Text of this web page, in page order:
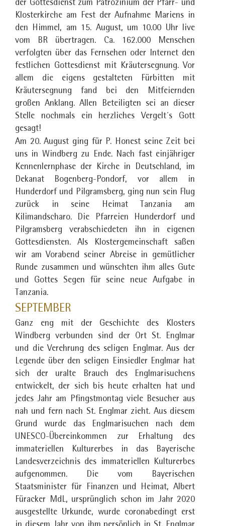
der Gottesdienst zum Patrozinium der Pfarr- und
Klosterkirche am Fest der Aufnahme Mariens in
den Himmel, am 15. August, um 10.00 Uhr live
vom BR übertragen. Ca. 162.000 Menschen
verfolgten über das Fernsehen oder Internet den
festlichen Gottesdienst mit Kräutersegnung. Vor
allem die eigens gestalteten Fürbitten mit
Kräutersegnung fand bei den Mitfeiernden
großen Anklang. Allen Beteiligten sei an dieser
Stelle nochmals ein herzliches Vergelt´s Gott
gesagt!
Am 20. August ging für P. Honest seine Zeit bei
uns in Windberg zu Ende. Nach fast einjähriger
Kennenlernphase der Kirche in Deutschland, im
Dekanat Bogenberg-Pondorf, vor allem in
Hunderdorf und Pilgramsberg, ging nun sein Flug
zurück in seine Heimat Tanzania am
Kilimandscharo. Die Pfarreien Hunderdorf und
Pilgramsberg verabschiedeten ihn in eigenen
Gottesdiensten. Als Klostergemeinschaft saßen
wir am Vorabend seiner Abreise in gemütlicher
Runde zusammen und wünschten ihm alles Gute
und Gottes Segen für seine neue Aufgabe in
Tanzania.
SEPTEMBER
Ganz eng mit der Geschichte des Klosters
Windberg verbunden sind der Ort St. Englmar
und die Verehrung des seligen Englmar. Aus der
Legende über den seligen Einsiedler Englmar hat
sich der uralte Brauch des Englmarisuchens
entwickelt, der sich bis heute erhalten hat und
jedes Jahr am Pfingstmontag viele Besucher aus
nah und fern nach St. Englmar zieht. Aus diesem
Grund wurde das Englmarisuchen nach dem
UNESCO-Übereinkommen zur Erhaltung des
immateriellen Kulturerbes in das Bayerische
Landesverzeichnis des immateriellen Kulturerbes
aufgenommen. Die vom Bayerischen
Staatsminister für Finanzen und Heimat, Albert
Füracker MdL, ursprünglich schon im Jahr 2020
ausgestellte Urkunde, wurde coronabedingt erst